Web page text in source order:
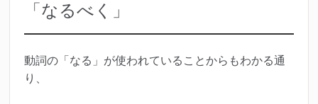
「なるべく」
動詞の「なる」が使われていることからもわかる通
り、